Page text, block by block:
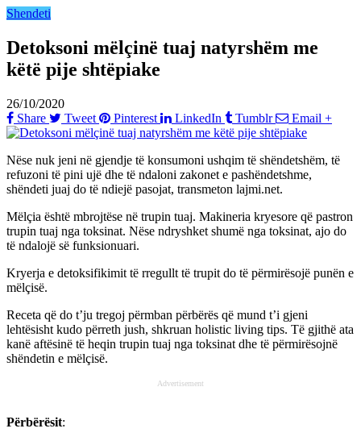
Shendeti
Detoksoni mëlçinë tuaj natyrshëm me
këtë pije shtëpiake
26/10/2020
Share
Tweet Pinterest LinkedIn Tumblr Email +
Nëse nuk jeni në gjendje të konsumoni ushqim të shëndetshëm, të
refuzoni të pini ujë dhe të ndaloni zakonet e pashëndetshme,
shëndeti juaj do të ndiejë pasojat, transmeton lajmi.net.
Mëlçia është mbrojtëse në trupin tuaj. Makineria kryesore që pastron
trupin tuaj nga toksinat. Nëse ndryshket shumë nga toksinat, ajo do
të ndalojë së funksionuari.
Kryerja e detoksifikimit të rregullt të trupit do të përmirësojë punën e
mëlçisë.
Receta që do t’ju tregoj përmban përbërës që mund t’i gjeni
lehtësisht kudo përreth jush, shkruan holistic living tips. Të gjithë ata
kanë aftësinë të heqin trupin tuaj nga toksinat dhe të përmirësojnë
shëndetin e mëlçisë.
Advertisement
Përbërësit: